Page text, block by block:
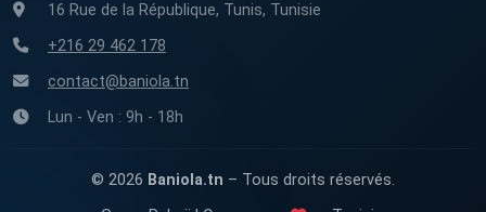
16 Rue de la République, Tunis, Tunisie
+216 29 462 178
contact@baniola.tn
Lun - Ven : 9h - 18h
© 2026 Baniola.tn – Tous droits réservés.